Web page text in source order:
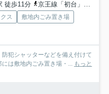
徒歩11分
京王線「初台」駅 徒歩13分
ス
敷地内ごみ置き場
犯シャッターなどを備え付けて
は敷地内ごみ置き場・... もっと